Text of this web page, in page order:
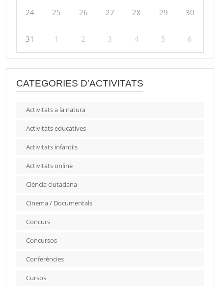
24 25 26 27 28 29 30
31 1 2 3 4 5 6
CATEGORIES D'ACTIVITATS
Activitats a la natura
Activitats educatives
Activitats infantils
Activitats online
Ciència ciutadana
Cinema / Documentals
Concurs
Concursos
Conferències
Cursos